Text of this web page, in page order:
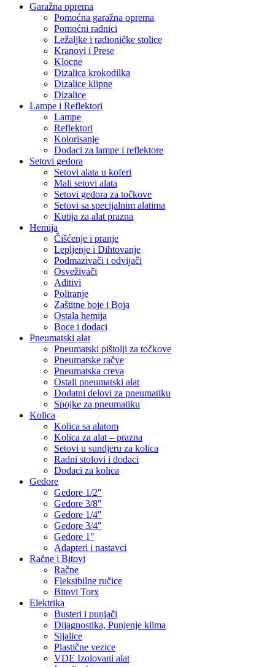
Garažna oprema
Pomoćna garažna oprema
Pomoćni radnici
Ležaljke i radioničke stolice
Kranovi i Prese
Klocne
Dizalica krokodilka
Dizalice klipne
Dizalice
Lampe i Reflektori
Lampe
Reflektori
Kolorisanje
Dodaci za lampe i reflektore
Setovi gedora
Setovi alata u koferi
Mali setovi alata
Setovi gedora za točkove
Setovi sa specijalnim alatima
Kutija za alat prazna
Hemija
Čišćenje i pranje
Lepljenje i Dihtovanje
Podmazivači i odvijači
Osveživači
Aditivi
Poliranje
Zaštitne boje i Boja
Ostala hemija
Boce i dodaci
Pneumatski alat
Pneumatski pištolji za točkove
Pneumatske račve
Pneumatska creva
Ostali pneumatski alat
Dodatni delovi za pneumatiku
Spojke za pneumatiku
Kolica
Kolica sa alatom
Kolica za alat – prazna
Setovi u sundjeru za kolica
Radni stolovi i dodaci
Dodaci za kolica
Gedore
Gedore 1/2″
Gedore 3/8″
Gedore 1/4″
Gedore 3/4″
Gedore 1″
Adapteri i nastavci
Račne i Bitovi
Račne
Fleksibilne ručice
Bitovi Torx
Elektrika
Busteri i punjači
Dijagnostika, Punjenje klima
Sijalice
Plastične vezice
VDE Izolovani alat